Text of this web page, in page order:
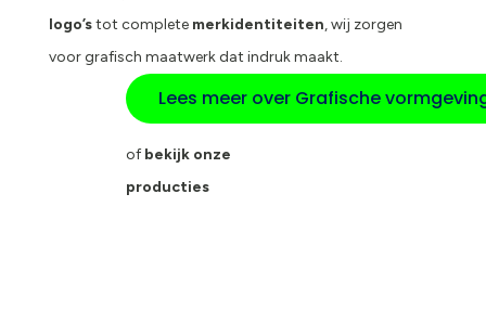
logo’stot complete merkidentiteiten, wij zorgen
voor grafisch maatwerk dat indruk maakt.
Lees meer over Grafische
ofbekijk onze
producties